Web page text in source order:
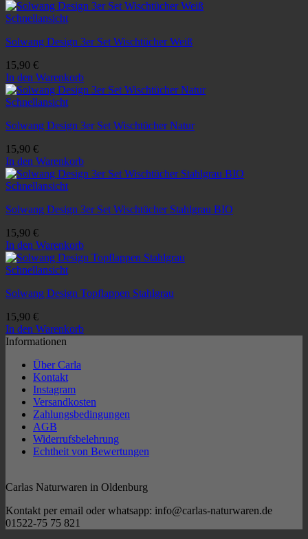
Schnellansicht
Solwang Design 3er Set Wischtücher Weiß
15,90 €
In den Warenkorb
Schnellansicht
Solwang Design 3er Set Wischtücher Natur
15,90 €
In den Warenkorb
Schnellansicht
Solwang Design 3er Set Wischtücher Stahlgrau BIO
15,90 €
In den Warenkorb
Schnellansicht
Solwang Design Topflappen Stahlgrau
15,90 €
In den Warenkorb
Informationen
Über Carla
Kontakt
Instagram
Versandkosten
Zahlungsbedingungen
AGB
Widerrufsbelehrung
Echtheit von Bewertungen
Carlas Naturwaren in Oldenburg
Kontakt per email oder whatsapp: info@carlas-naturwaren.de
01522-75 75 821